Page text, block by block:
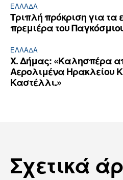
ΕΛΛΆΔΑ
Τριπλή πρόκριση για τα
πρεμιέρα του
ΕΛΛΆΔΑ
Χ. Δήμας: «Καλησπέρα
Αερολιμένα Ηρακλείου
Καστέλλι.»
Σχετικά